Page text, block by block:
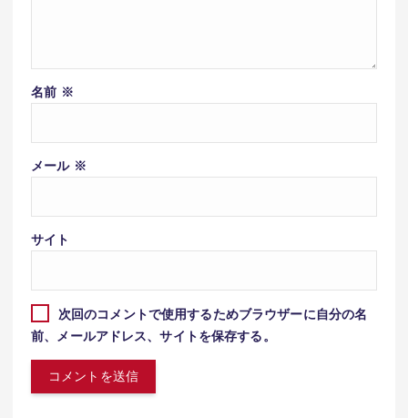
名前 ※
メール ※
サイト
次回のコメントで使用するためブラウザーに自分の名
前、メールアドレス、サイトを保存する。